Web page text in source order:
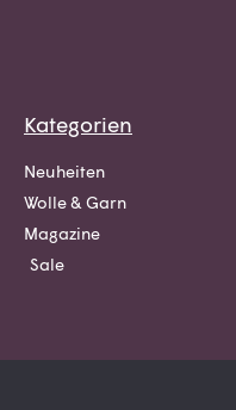
Kategorien
Neuheiten
Wolle & Garn
Magazine
Sale